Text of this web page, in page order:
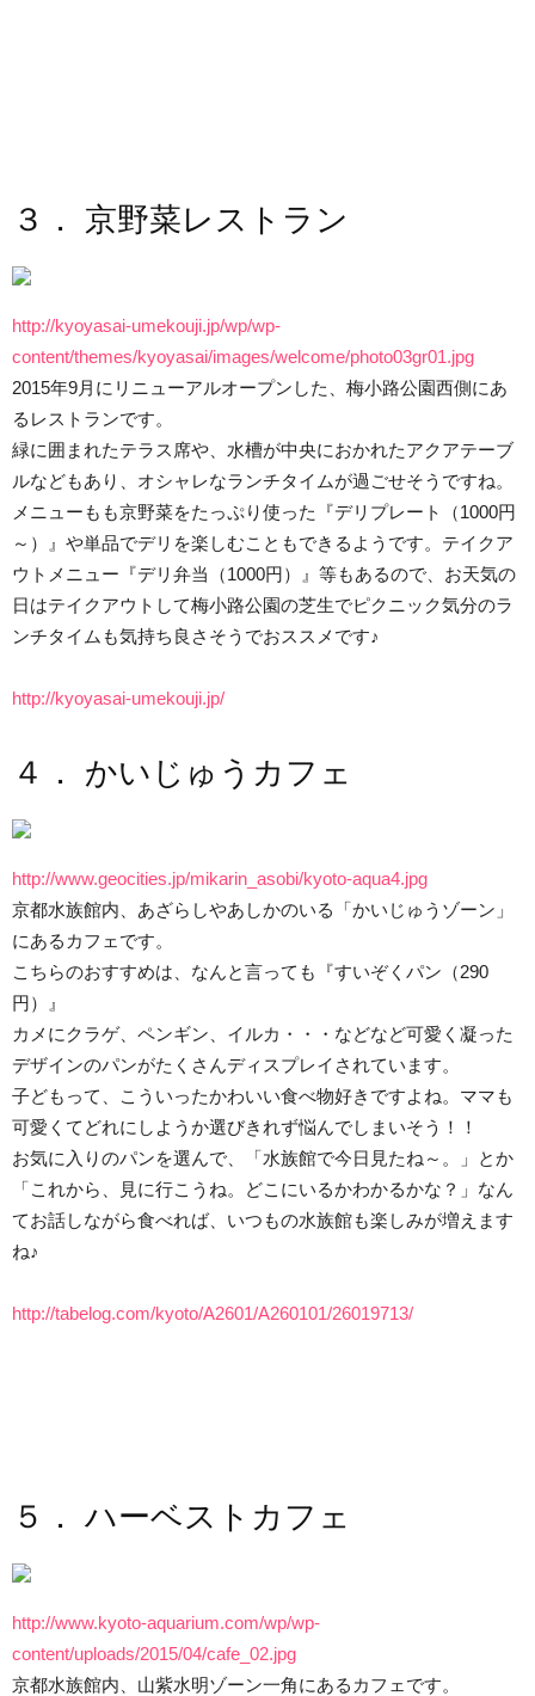
３． 京野菜レストラン
http://kyoyasai-umekouji.jp/wp/wp-
content/themes/kyoyasai/images/welcome/photo03gr01.jpg
2015年9月にリニューアルオープンした、梅小路公園西側にあ
るレストランです。
緑に囲まれたテラス席や、水槽が中央におかれたアクアテーブ
ルなどもあり、オシャレなランチタイムが過ごせそうですね。
メニューもも京野菜をたっぷり使った『デリプレート（1000円
～）』や単品でデリを楽しむこともできるようです。テイクア
ウトメニュー『デリ弁当（1000円）』等もあるので、お天気の
日はテイクアウトして梅小路公園の芝生でピクニック気分のラ
ンチタイムも気持ち良さそうでおススメです♪
http://kyoyasai-umekouji.jp/
４． かいじゅうカフェ
http://www.geocities.jp/mikarin_asobi/kyoto-aqua4.jpg
京都水族館内、あざらしやあしかのいる「かいじゅうゾーン」
にあるカフェです。
こちらのおすすめは、なんと言っても『すいぞくパン（290
円）』
カメにクラゲ、ペンギン、イルカ・・・などなど可愛く凝った
デザインのパンがたくさんディスプレイされています。
子どもって、こういったかわいい食べ物好きですよね。ママも
可愛くてどれにしようか選びきれず悩んでしまいそう！！
お気に入りのパンを選んで、「水族館で今日見たね～。」とか
「これから、見に行こうね。どこにいるかわかるかな？」なん
てお話しながら食べれば、いつもの水族館も楽しみが増えます
ね♪
http://tabelog.com/kyoto/A2601/A260101/26019713/
５． ハーベストカフェ
http://www.kyoto-aquarium.com/wp/wp-
content/uploads/2015/04/cafe_02.jpg
京都水族館内、山紫水明ゾーン一角にあるカフェです。